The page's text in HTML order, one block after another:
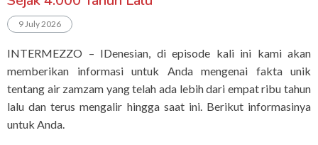
9 July 2026
INTERMEZZO – IDenesian, di episode kali ini kami akan
memberikan informasi untuk Anda mengenai fakta unik
tentang air zamzam yang telah ada lebih dari empat ribu tahun
lalu dan terus mengalir hingga saat ini. Berikut informasinya
untuk Anda.